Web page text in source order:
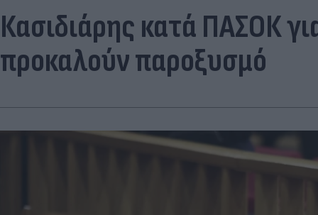
Κασιδιάρης κατά ΠΑΣΟΚ
προκαλούν παροξυσμό